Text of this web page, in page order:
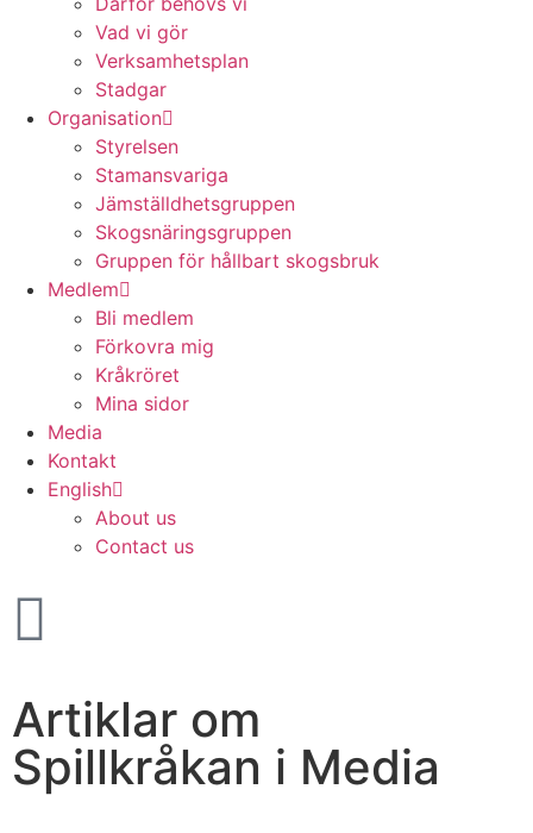
Vad vi gör
Verksamhetsplan
Stadgar
Organisation
Styrelsen
Stamansvariga
Jämställdhetsgruppen
Skogsnäringsgruppen
Gruppen för hållbart skogsbruk
Medlem
Bli medlem
Förkovra mig
Kråkröret
Mina sidor
Media
Kontakt
English
About us
Contact us
Artiklar om
Spillkråkan i Media